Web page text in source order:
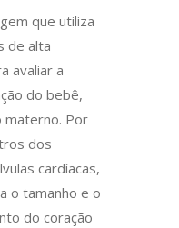
que utiliza
de alta
avaliar a
do bebê,
materno. Por
dos
cardíacas,
o tamanho e o
do coração